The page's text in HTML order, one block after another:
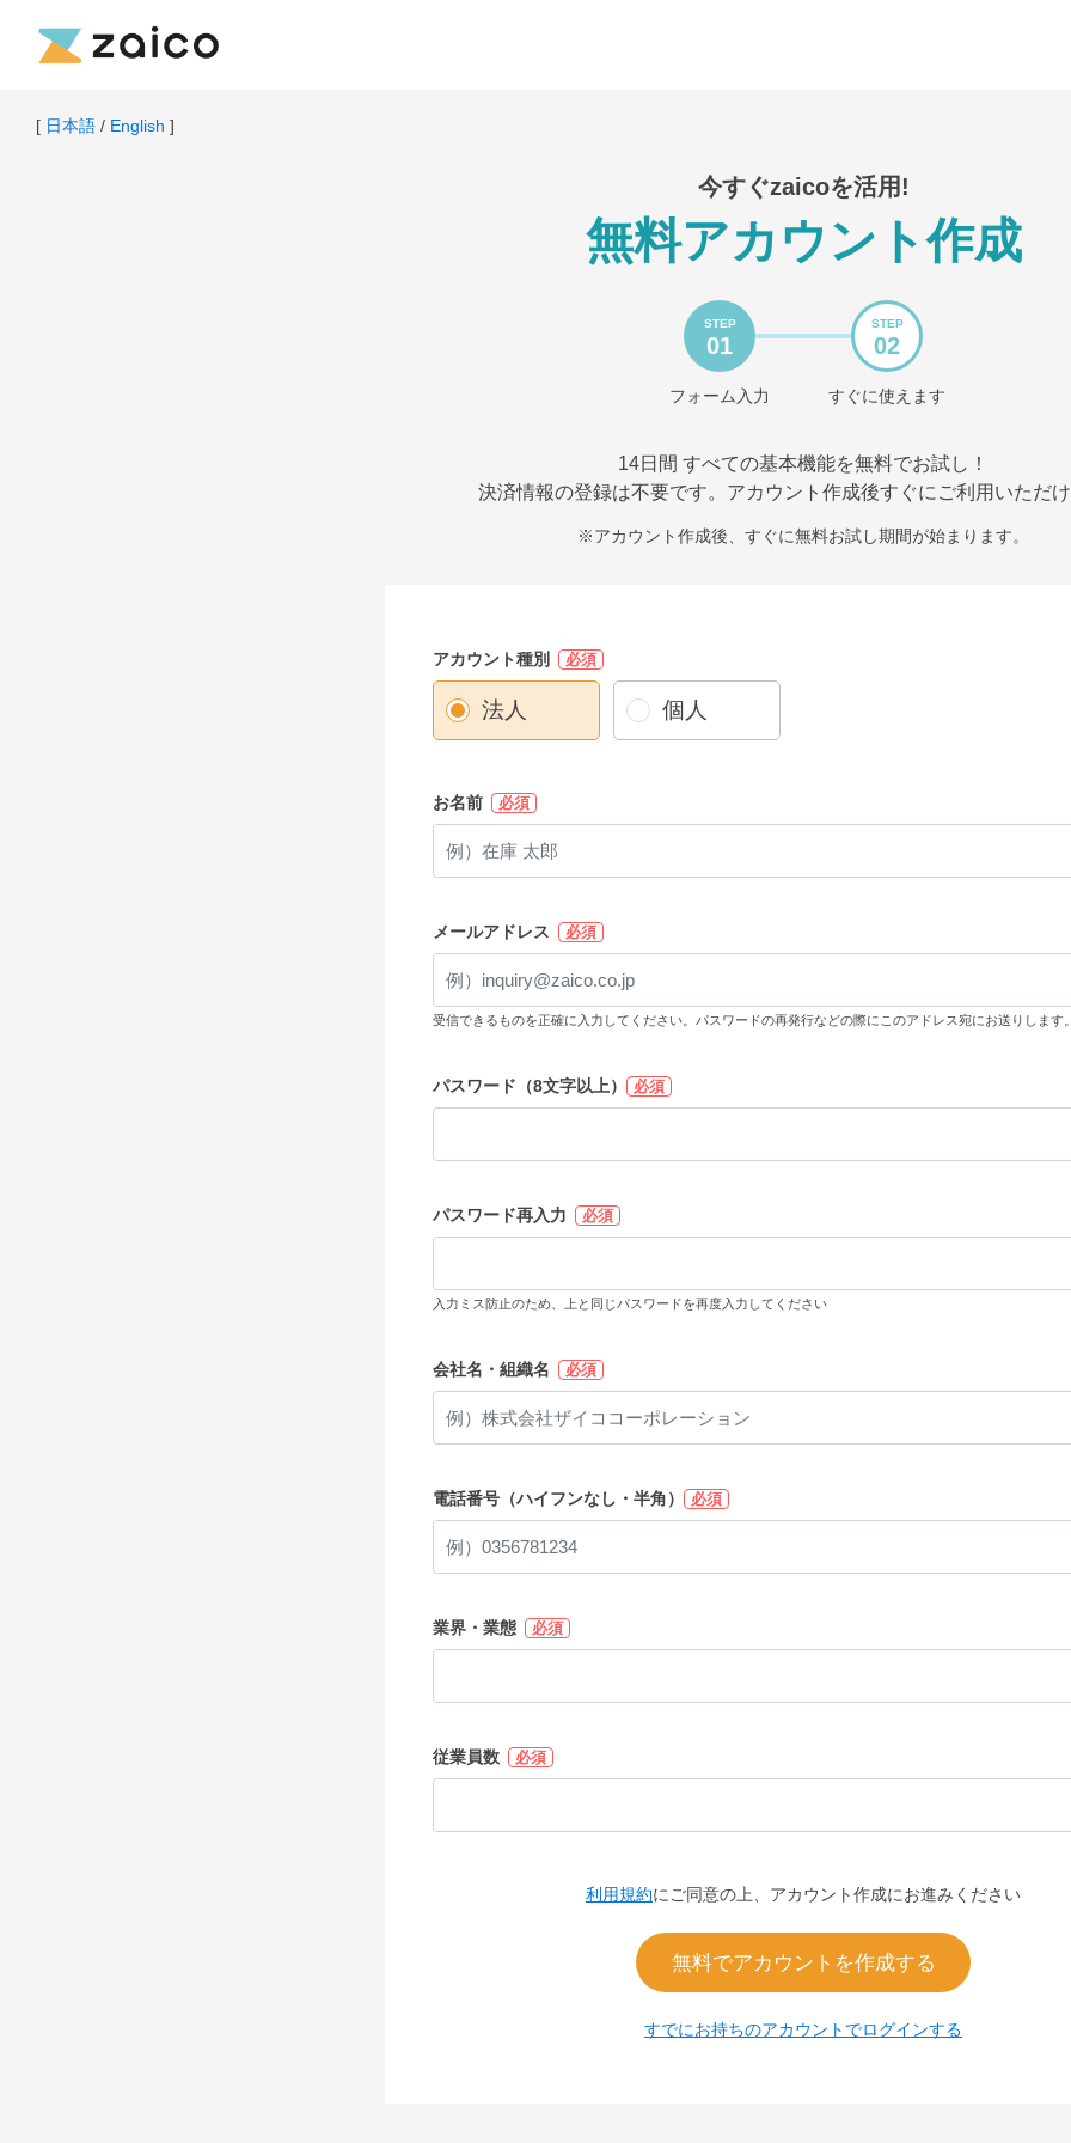
[ 日本語 / English ]
今すぐzaicoを活用!
無料アカウント作成
STEP
01
STEP
02
フォーム入力 すぐに使えます
14日間 すべての基本機能を無料でお試し！
決済情報の登録は不要です。アカウント作成後すぐにご利用いただ
※アカウント作成後、すぐに無料お試し期間が始まります。
アカウント種別 必須
法人 個人
お名前 必須
メールアドレス 必須
受信できるものを正確に入力してください。パスワードの再発行などの際にこのアドレス宛にお送りします
パスワード（8文字以上） 必須
パスワード再入力 必須
入力ミス防止のため、上と同じパスワードを再度入力してください
会社名・組織名 必須
電話番号（ハイフンなし・半角） 必須
業界・業態 必須
従業員数 必須
利用規約にご同意の上、アカウント作成にお進みください
無料でアカウントを作成する
すでにお持ちのアカウントでログインする